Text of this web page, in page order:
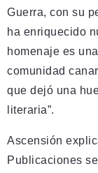
Guerra, con su
ha enriquecido
homenaje es
comunidad
que dejó una
literaria”.
Ascensión
Publicaciones